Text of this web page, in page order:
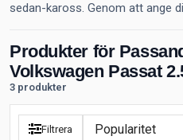
sedan-kaross. Genom att ange
Produkter för
Volkswagen Passat
3 produkter
Filtrera